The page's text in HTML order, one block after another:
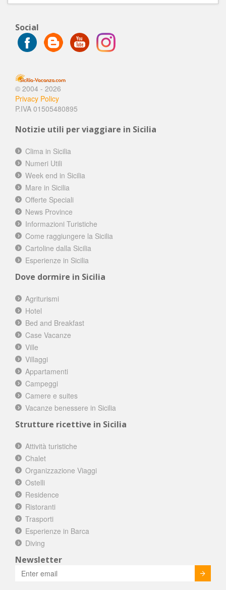
Social
© 2004 - 2026
Privacy Policy
P.IVA 01505480895
Notizie utili per viaggiare in Sicilia
Clima in Sicilia
Numeri Utili
Week end in Sicilia
Mare in Sicilia
Offerte Speciali
News Province
Informazioni Turistiche
Come raggiungere la Sicilia
Cartoline dalla Sicilia
Esperienze in Sicilia
Dove dormire in Sicilia
Agriturismi
Hotel
Bed and Breakfast
Case Vacanze
Ville
Villaggi
Appartamenti
Campeggi
Camere e suites
Vacanze benessere in Sicilia
Strutture ricettive in Sicilia
Attività turistiche
Chalet
Organizzazione Viaggi
Ostelli
Residence
Ristoranti
Trasporti
Esperienze in Barca
Diving
Newsletter